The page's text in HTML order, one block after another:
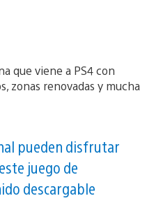
pueden disfrutar
juego de
descargable